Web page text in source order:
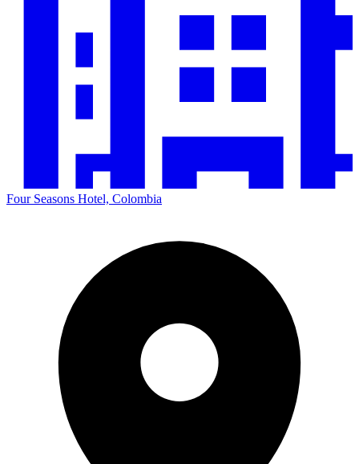
Four Seasons Hotel, Colombia